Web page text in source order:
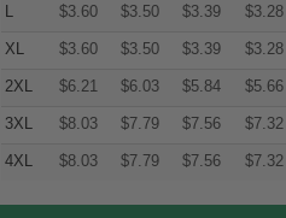
L $3.60 $3.50 $3.39 $3.28
XL $3.60 $3.50 $3.39 $3.28
2XL $6.21 $6.03 $5.84 $5.66
3XL $8.03 $7.79 $7.56 $7.32
4XL $8.03 $7.79 $7.56 $7.32